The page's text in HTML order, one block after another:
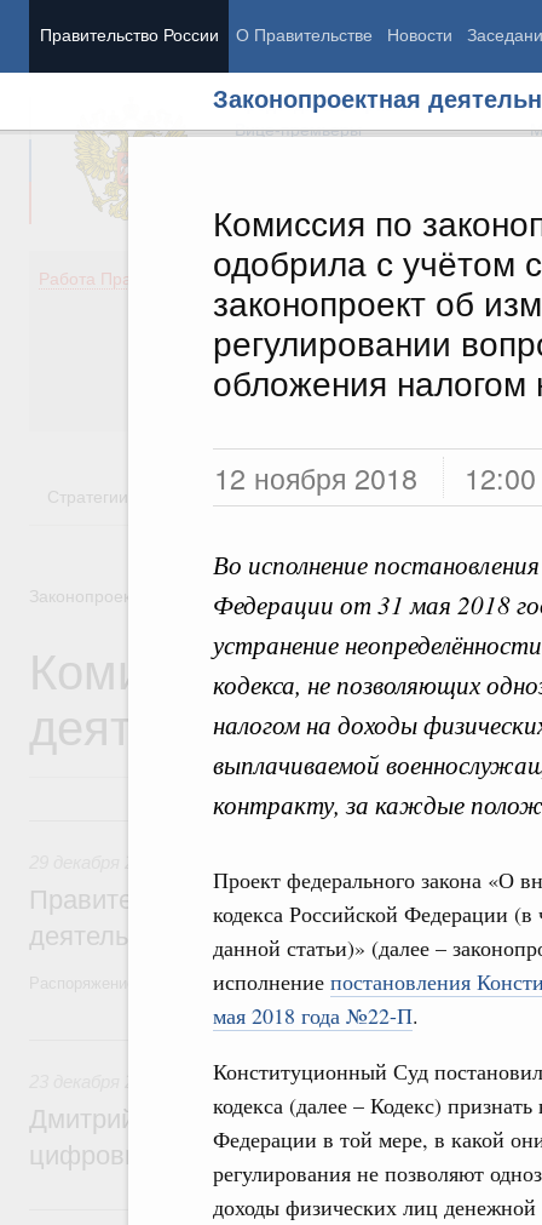
Правительство России О Правительстве Новости
Законопроектная
Комиссия по
одобрила с учётом
законопроект об
регулировании
обложения
12 ноября 2018 12:00
Во исполнение
Федерации от 31 мая 2018
устранение
кодекса, не позволяющих
налогом на доходы
выплачиваемой
контракту, за каждые
Проект федерального закона «О
кодекса Российской Федерации
данной статьи)» (далее –
исполнение постановления
мая 2018 года №22-П.
Конституционный Суд
кодекса (далее – Кодекс)
Федерации в той мере, в какой
регулирования не позволяют
доходы физических лиц
Председатель Правительства
Вице-премьеры
Работа Правительства
Демография
Здоровье
Образование
Культура
Общество
Государство
Стратегии Государственные программы
Законопроектная деятельность
Комиссия
деятельности
29 декабря 2025, понедельник
Правительство утвердило план
деятельности на 2026 год
Распоряжение от 19 декабря 2025 года №3886-р
23 декабря 2024, понедельник
Дмитрий Григоренко: Правительство
цифровизацию законопроектной
23 сентября 2024, понедельник